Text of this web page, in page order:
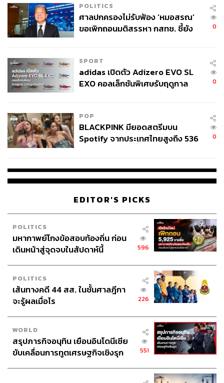
POLITICS
ศาลปกครองไม่รับฟ้อง ‘หมอสรณ’
ขอเพิกถอนมติสรรหา กสทช. ชี้ยัง
0
SPORT
adidas เปิดตัว Adizero EVO SL
EXO คอลเล็กชันพิเศษรับฤดูกาล
0
POP
BLACKPINK มียอดสตรีมบน
Spotify จากประเทศไทยสูงถึง 536
0
EDITOR'S PICKS
POLITICS
มหากาพย์โกงข้อสอบท้องถิ่น ก่อน
เดินหน้าสู่จุดจบในสัปดาห์นี้
596
POLITICS
เส้นทางคดี 44 สส. ในชั้นศาลฎีกา
จะรู้ผลเมื่อไร
226
WORLD
สรุปภารกิจอนุทิน เยือนอินโดนีเซีย
ขับเคลื่อนการทูตเศรษฐกิจเชิงรุก
551